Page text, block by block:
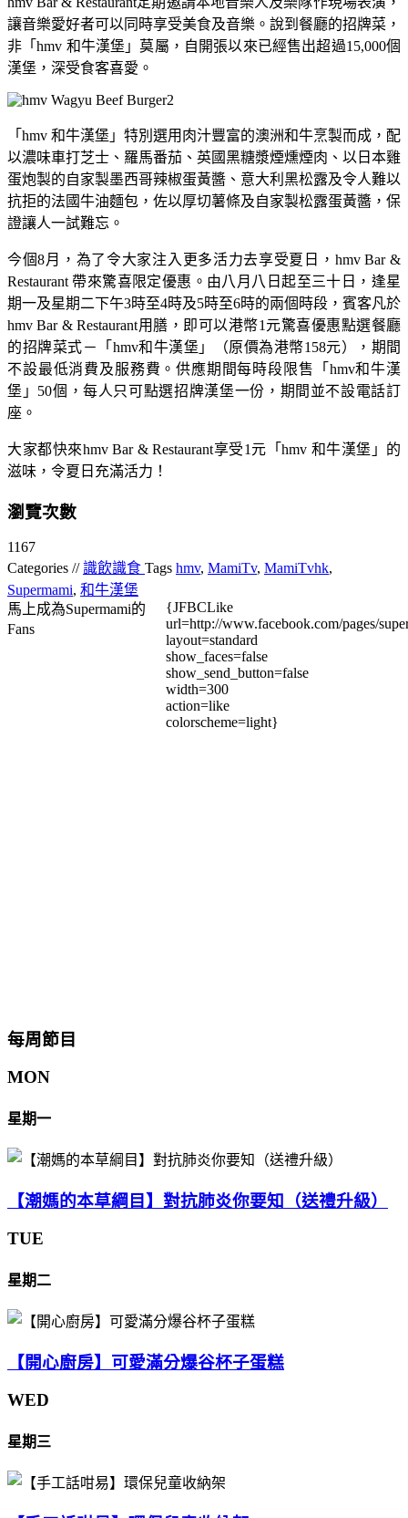
讓音樂愛好者可以同時享受美食及音樂。說到餐廳的招牌菜，
非「hmv 和牛漢堡」莫屬，自開張以來已經售出超過15,000個
漢堡，深受食客喜愛。
「hmv 和牛漢堡」特別選用肉汁豐富的澳洲和牛烹製而成，配
以濃味車打芝士、羅馬番茄、英國黑糖漿煙燻煙肉、以日本雞
蛋炮製的自家製墨西哥辣椒蛋黃醬、意大利黑松露及令人難以
抗拒的法國牛油麵包，佐以厚切薯條及自家製松露蛋黃醬，保
證讓人一試難忘。
今個8月，為了令大家注入更多活力去享受夏日，hmv Bar &
Restaurant 帶來驚喜限定優惠。由八月八日起至三十日，逢星
期一及星期二下午3時至4時及5時至6時的兩個時段，賓客凡於
hmv Bar & Restaurant用膳，即可以港幣1元驚喜優惠點選餐廳
的招牌菜式－「hmv和牛漢堡」（原價為港幣158元），期間
不設最低消費及服務費。供應期間每時段限售「hmv和牛漢
堡」50個，每人只可點選招牌漢堡一份，期間並不設電話訂
座。
大家都快來hmv Bar & Restaurant享受1元「hmv 和牛漢堡」的
滋味，令夏日充滿活力！
瀏覽次數
1167
Categories //識飲識食 Tags hmv, MamiTv, MamiTvhk,
Supermami, 和牛漢堡
馬上成為Supermami的
Fans
{JFBCLike
url=http://www.facebook.com/pages/
layout=standard
show_faces=false
show_send_button=false
width=300
action=like
colorscheme=light}
每周節目
MON
星期一
【潮媽的本草綱目】對抗肺炎你要知（送禮升級）
TUE
星期二
【開心廚房】可愛滿分爆谷杯子蛋糕
WED
星期三